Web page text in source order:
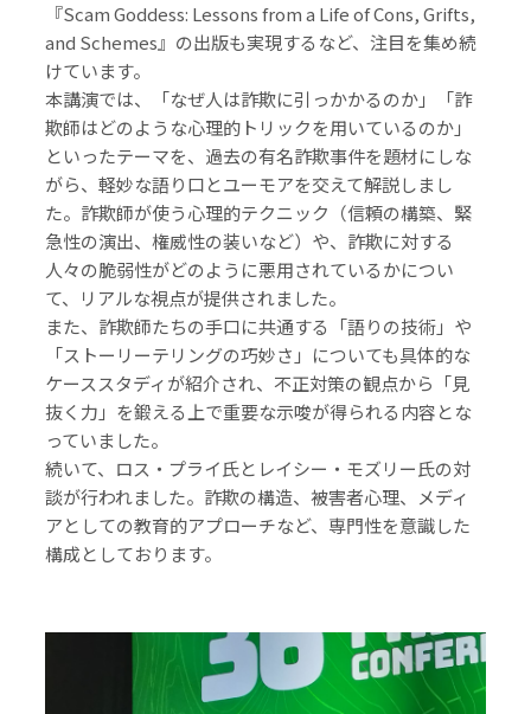
『Scam Goddess: Lessons from a Life of Cons, Grifts,
and Schemes』の出版も実現するなど、注目を集め続
けています。
本講演では、「なぜ人は詐欺に引っかかるのか」「詐
欺師はどのような心理的トリックを用いているのか」
といったテーマを、過去の有名詐欺事件を題材にしな
がら、軽妙な語り口とユーモアを交えて解説しまし
た。詐欺師が使う心理的テクニック（信頼の構築、緊
急性の演出、権威性の装いなど）や、詐欺に対する
人々の脆弱性がどのように悪用されているかについ
て、リアルな視点が提供されました。
また、詐欺師たちの手口に共通する「語りの技術」や
「ストーリーテリングの巧妙さ」についても具体的な
ケーススタディが紹介され、不正対策の観点から「見
抜く力」を鍛える上で重要な示唆が得られる内容とな
っていました。
続いて、ロス・プライ氏とレイシー・モズリー氏の対
談が行われました。詐欺の構造、被害者心理、メディ
アとしての教育的アプローチなど、専門性を意識した
構成としております。